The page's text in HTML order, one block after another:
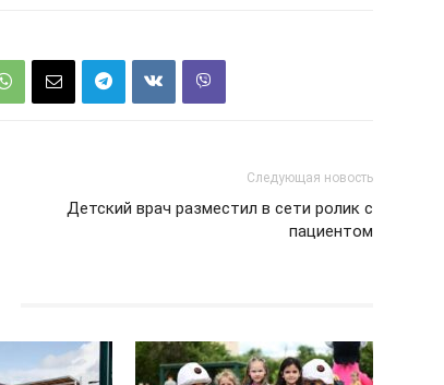
Следующая новость
Детский врач разместил в сети ролик с
пациентом